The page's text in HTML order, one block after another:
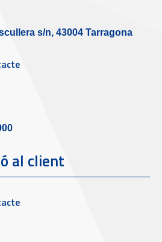
s/n, 43004 Tarragona
al client